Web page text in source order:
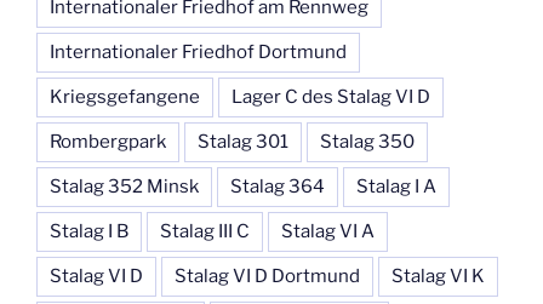
Internationaler Friedhof am Rennweg
Internationaler Friedhof Dortmund
Kriegsgefangene Lager C des Stalag VI D
Rombergpark Stalag 301 Stalag 350
Stalag 352 Minsk Stalag 364 Stalag I A
Stalag I B Stalag III C Stalag VI A
Stalag VI D Stalag VI D Dortmund Stalag VI K